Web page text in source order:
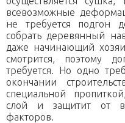
всевозможные
не требуется подгон
собрать деревянный
даже начинающий
смотрится, поэтому
требуется. Но одно
окончании
специальной
слой и защитит от
факторов.